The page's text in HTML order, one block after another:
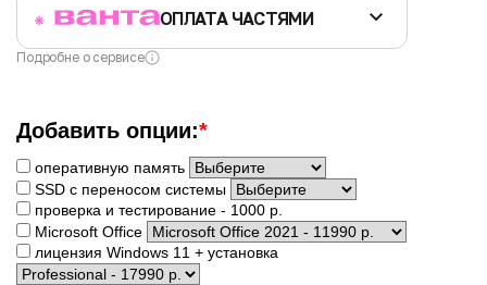
ОПЛАТА ЧАСТЯМИ
Подробне о сервисе
Добавить опции:*
оперативную память
SSD с переносом системы
проверка и тестирование - 1000 р.
Microsoft Office
лицензия Windows 11 + установка